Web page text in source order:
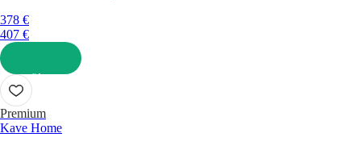
378 €
407 €
DO KOŠÍKA
Premium
Kave Home